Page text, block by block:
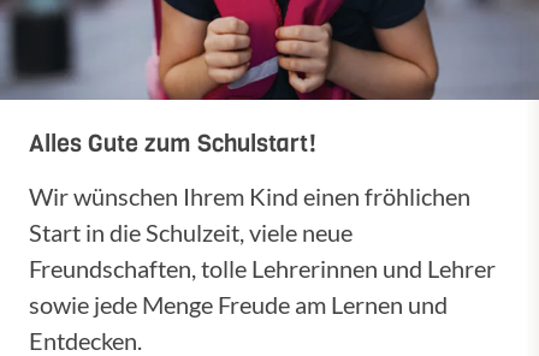
Alles Gute zum Schulstart!
Wir wünschen Ihrem Kind einen fröhlichen
Start in die Schulzeit, viele neue
Freundschaften, tolle Lehrerinnen und Lehrer
sowie jede Menge Freude am Lernen und
Entdecken.